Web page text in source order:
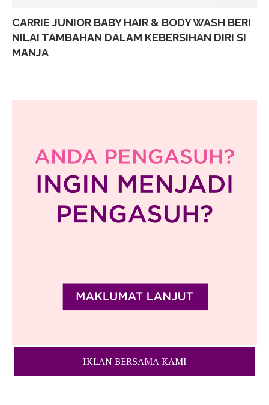
CARRIE JUNIOR BABY HAIR & BODY WASH BERI
NILAI TAMBAHAN DALAM KEBERSIHAN DIRI SI
MANJA
IKLAN BERSAMA KAMI